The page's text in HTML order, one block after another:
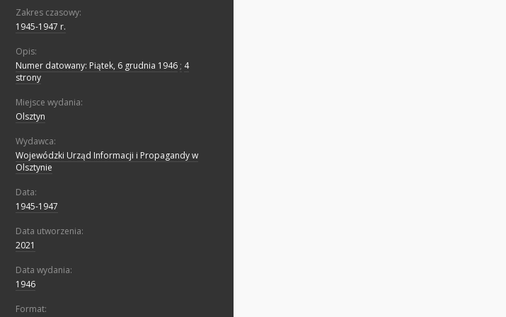
Zakres czasowy:
1945-1947 r.
Opis:
Numer datowany: Piątek, 6 grudnia 1946 ; 4
strony
Miejsce wydania:
Olsztyn
Wydawca:
Wojewódzki Urząd Informacji i Propagandy w
Olsztynie
Data:
1945-1947
Data utworzenia:
2021
Data wydania:
1946
Format: